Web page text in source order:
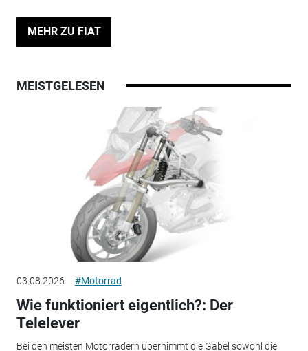
MEHR ZU FIAT
MEISTGELESEN
03.08.2026 #Motorrad
Wie funktioniert eigentlich?: Der
Telelever
Bei den meisten Motorrädern übernimmt die Gabel sowohl die